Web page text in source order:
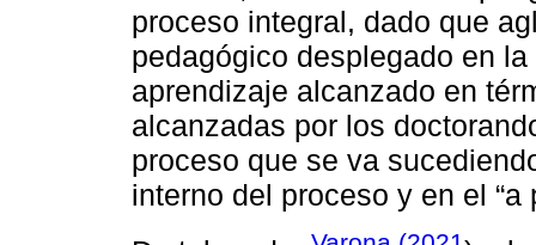
proceso integral, dado que
pedagógico desplegado en
aprendizaje alcanzado en
alcanzadas por los
proceso que se va
interno del proceso y en el “a